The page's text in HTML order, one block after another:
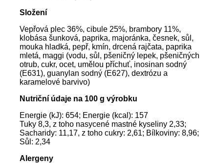
Složení
Vepřová plec 36%, cibule 25%, brambory 11%,
klobása šunková, paprika, majoránka, česnek, sůl,
mouka hladká, pepř, kmín, drcená rajčata, paprika
mletá, maggi (vodu, sůl, pšeničný lepek, pšeničných
otrub, cukr, ocet, umělou příchuť, inosinan sodný
(E631), guanylan sodný (E627), dextrózu a
karamelové barvivo)
Nutriční údaje na 100 g výrobku
Energie (kJ): 654; Energie (kcal): 157
Tuky 8,3, z toho nasycené mastné kyseliny 2,33;
Sacharidy: 11,17, z toho cukry: 2,61; Bílkoviny: 8,96;
Sůl: 2,34
Alergeny